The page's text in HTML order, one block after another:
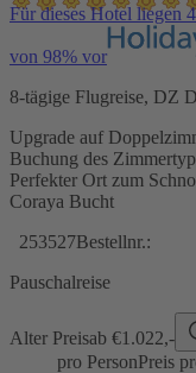
Für dieses Hotel liegen
von 98% vor
8-tägige Flugreise, DZ
Upgrade auf
Buchung des
Perfekter Ort zum
Coraya Bucht
253527Bestellnr.:
Pauschalreise
Alter Preisab €1.022,-
pro PersonPreis